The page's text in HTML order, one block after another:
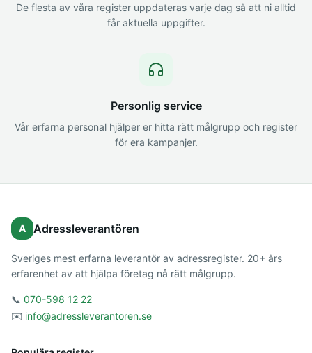
De flesta av våra register uppdateras varje dag så att ni alltid
får aktuella uppgifter.
Personlig service
Vår erfarna personal hjälper er hitta rätt målgrupp och register
för era kampanjer.
A Adressleverantören
Sveriges mest erfarna leverantör av adressregister. 20+ års
erfarenhet av att hjälpa företag nå rätt målgrupp.
📞 070-598 12 22
✉️ info@adressleverantoren.se